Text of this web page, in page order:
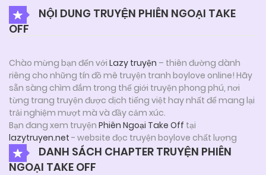
NỘI DUNG TRUYỆN PHIÊN NGOẠI TAKE
OFF
Chào mừng bạn đến với Lazy truyện – thiên đường dành
riêng cho những tín đồ mê truyện tranh boylove online! Hãy
sẵn sàng chìm đắm trong thế giới truyện phong phú, nơi
từng trang truyện được dịch tiếng việt hay nhất để mang lại
trải nghiệm mượt mà và đầy cảm xúc.
Bạn đang xem truyện Phiên Ngoại Take Off tại
lazytruyen.net - website đọc truyện boylove chất lượng
DANH SÁCH CHAPTER TRUYỆN PHIÊN
NGOẠI TAKE OFF